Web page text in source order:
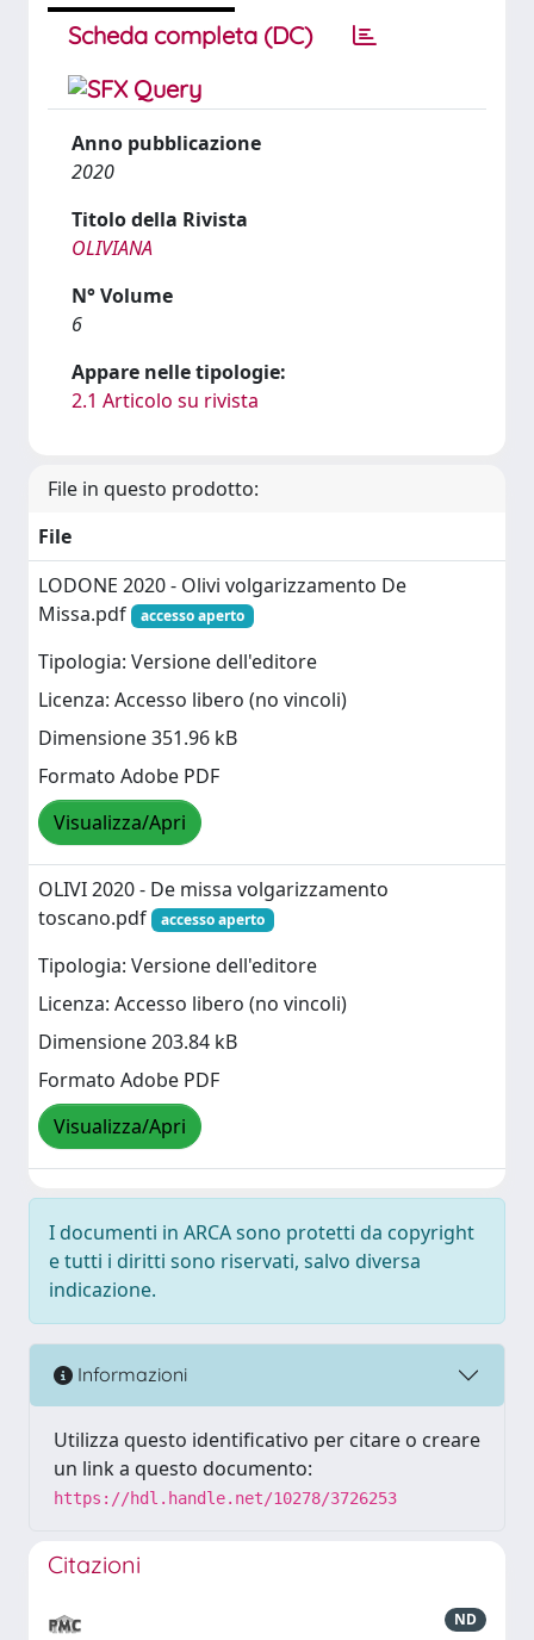
Scheda completa (DC)
Anno pubblicazione
2020
Titolo della Rivista
OLIVIANA
N° Volume
6
Appare nelle tipologie:
2.1 Articolo su rivista
File in questo prodotto:
File
LODONE 2020 - Olivi volgarizzamento De
Missa.pdf
accesso aperto
Tipologia: Versione dell'editore
Licenza: Accesso libero (no vincoli)
Dimensione 351.96 kB
Formato Adobe PDF
Visualizza/Apri
OLIVI 2020 - De missa volgarizzamento
toscano.pdf
accesso aperto
Tipologia: Versione dell'editore
Licenza: Accesso libero (no vincoli)
Dimensione 203.84 kB
Formato Adobe PDF
Visualizza/Apri
I documenti in ARCA sono protetti da copyright
e tutti i diritti sono riservati, salvo diversa
indicazione.
Informazioni
Utilizza questo identificativo per citare o creare
un link a questo documento:
https://hdl.handle.net/10278/3726253
Citazioni
ND